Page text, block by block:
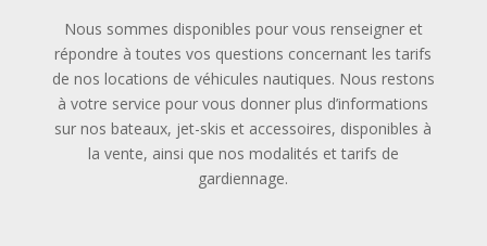
Nous sommes disponibles pour vous renseigner et
répondre à toutes vos questions concernant les tarifs
de nos locations de véhicules nautiques. Nous restons
à votre service pour vous donner plus d’informations
sur nos bateaux, jet-skis et accessoires, disponibles à
la vente, ainsi que nos modalités et tarifs de
gardiennage.